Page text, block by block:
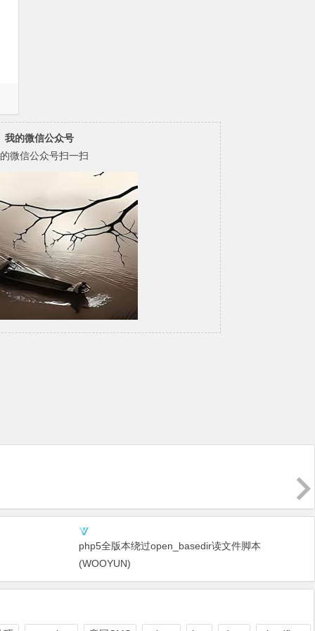
我的微信公众号
微信公众号扫一扫
php5全版本绕过open_basedir读文件脚本
(WOOYUN)